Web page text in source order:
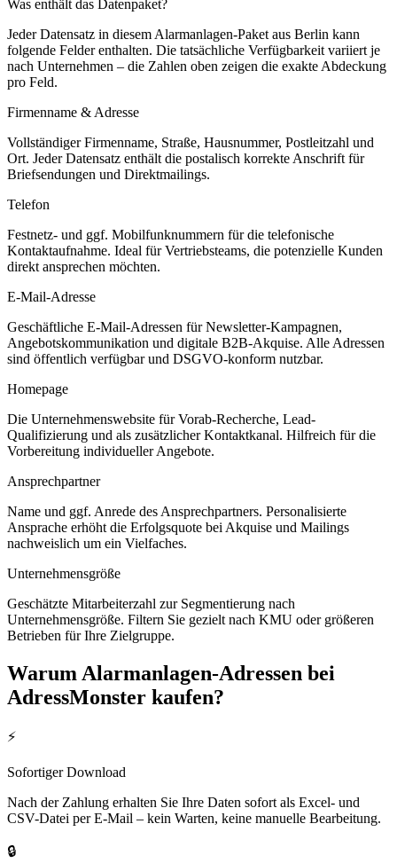
Was enthält das Datenpaket?
Jeder Datensatz in diesem Alarmanlagen-Paket aus Berlin kann
folgende Felder enthalten. Die tatsächliche Verfügbarkeit variiert je
nach Unternehmen – die Zahlen oben zeigen die exakte Abdeckung
pro Feld.
Firmenname & Adresse
Vollständiger Firmenname, Straße, Hausnummer, Postleitzahl und
Ort. Jeder Datensatz enthält die postalisch korrekte Anschrift für
Briefsendungen und Direktmailings.
Telefon
Festnetz- und ggf. Mobilfunknummern für die telefonische
Kontaktaufnahme. Ideal für Vertriebsteams, die potenzielle Kunden
direkt ansprechen möchten.
E-Mail-Adresse
Geschäftliche E-Mail-Adressen für Newsletter-Kampagnen,
Angebotskommunikation und digitale B2B-Akquise. Alle Adressen
sind öffentlich verfügbar und DSGVO-konform nutzbar.
Homepage
Die Unternehmenswebsite für Vorab-Recherche, Lead-
Qualifizierung und als zusätzlicher Kontaktkanal. Hilfreich für die
Vorbereitung individueller Angebote.
Ansprechpartner
Name und ggf. Anrede des Ansprechpartners. Personalisierte
Ansprache erhöht die Erfolgsquote bei Akquise und Mailings
nachweislich um ein Vielfaches.
Unternehmensgröße
Geschätzte Mitarbeiterzahl zur Segmentierung nach
Unternehmensgröße. Filtern Sie gezielt nach KMU oder größeren
Betrieben für Ihre Zielgruppe.
Warum Alarmanlagen-Adressen bei
AdressMonster kaufen?
⚡
Sofortiger Download
Nach der Zahlung erhalten Sie Ihre Daten sofort als Excel- und
CSV-Datei per E-Mail – kein Warten, keine manuelle Bearbeitung.
🔒